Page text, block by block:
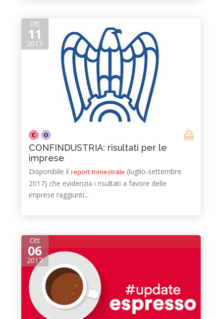
Ott
11
2017
C O
CONFINDUSTRIA: risultati per le
imprese
Disponibile il report trimestrale(luglio-settembre
2017) che evidenzia i risultati a favore delle
imprese raggiunti...
Ott
06
2017